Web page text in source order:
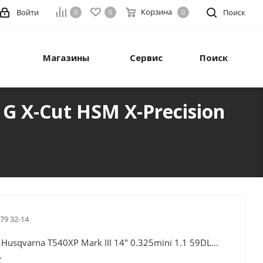
Поиск
0 0 Корзина 0
Войти
Магазины Сервис Поиск
X-Cut HSM X-Precision
32-14
T540XP Mark III 14" 0.325mini 1.1 59DL...